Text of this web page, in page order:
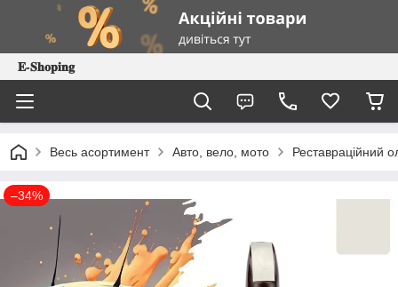
𝐄-𝐒𝐡𝐨𝐩𝐢𝐧𝐠
Весь асортимент Авто, вело, мото Реставраційний
–34%